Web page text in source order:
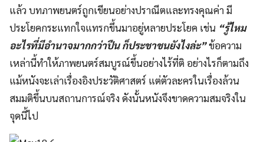
แล้ว บทภาพยนตร์ถูกเขียนอย่างปราณีตและทรงคุณค่า มี
ประโยคกระแทกใจแทรกขึ้นมาอยู่หลายประโยค เช่น “รู้ไหม
อะไรที่มีอำนาจมากกว่าปืน ก็ประชาชนยังไงล่ะ”ข้อความ
เหล่านี้ทำให้ภาพยนตร์สมบูรณ์ขึ้นอย่างไร้ที่ติ อย่างไรก็ตามถึง
แม้หนังจะเล่าเรื่องอิงประวัติศาสตร์ แต่ตัวละครในเรื่องล้วน
สมมติขึ้นบนสถานการณ์จริง ดังนั้นหนังจึงขาดความสมจริงใน
จุดนี้ไป